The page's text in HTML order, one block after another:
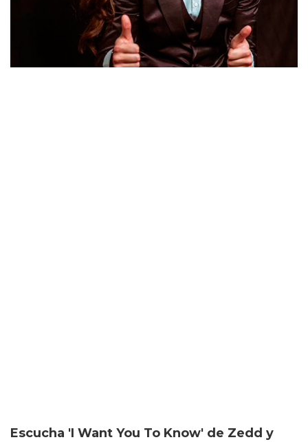
Escucha 'I Want You To Know' de Zedd y